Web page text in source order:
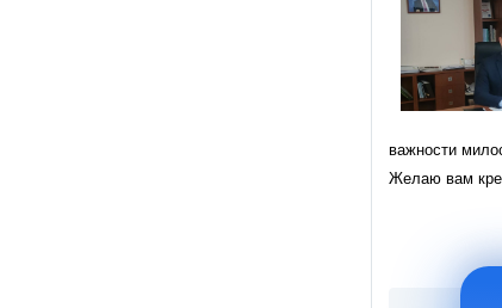
важности
Желаю вам